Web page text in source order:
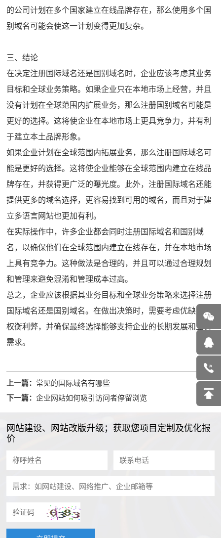
的公司计划在多个国家建立在线品牌存在，那么使用多个国
别域名可能会使这一计划变得更加复杂。
三、结论
在决定注册国际域名还是国别域名时，企业应该考虑其业务
目标和全球业务策略。如果企业只在本地市场上经营，并且
没有计划在全球范围内扩展业务，那么注册国别域名可能是
更好的选择。这将使企业在本地市场上更具竞争力，并有利
于建立本土品牌形象。
如果企业计划在全球范围内拓展业务，那么注册国际域名可
能是更好的选择。这将使企业能够在全球范围内建立在线品
牌存在，并获得更广泛的曝光度。此外，注册国际域名还能
提供更多的域名选择，更容易找到可用的域名，而且对于建
立多语言网站也更加有利。
在实际操作中，许多企业都会同时注册国际域名和国别域
名，以确保他们在全球范围内建立在线存在，并在本地市场
上具有竞争力。这种做法是合理的，并且可以通过合理规划
和管理来避免混淆和管理成本过高。
总之，企业应该根据其业务目标和全球业务策略来选择注册
国际域名还是国别域名。在做出决策时，需要考虑优缺点，
权衡利弊，并确保最终选择能够支持企业的长期发展和业务
需求。
上一篇： 常见的国际域名有哪些
下一篇：企业网站如何吸引访问者停留浏览
网站建设、网站改版升级；获取您项目定制及优化报
价